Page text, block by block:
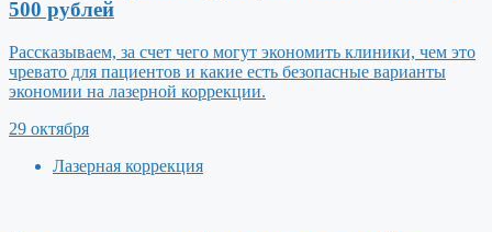
500 рублей
Рассказываем, за счет чего могут экономить клиники, чем это
чревато для пациентов и какие есть безопасные варианты
экономии на лазерной коррекции.
29 октября
Лазерная коррекция